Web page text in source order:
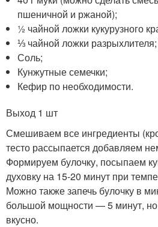
пшеничной и ржаной);
½ чайной ложки кукурузного
⅓ чайной ложки разрыхлителя;
Соль;
Кунжутные семечки;
Кефир по необходимости.
Выход 1 шт
Смешиваем все ингредиенты
тесто рассыпается добавляем
Формируем булочку, посыпаем
духовку на 15-20 минут при
Можно также запечь булочку в
большой мощности — 5 минут, но
вкусно.